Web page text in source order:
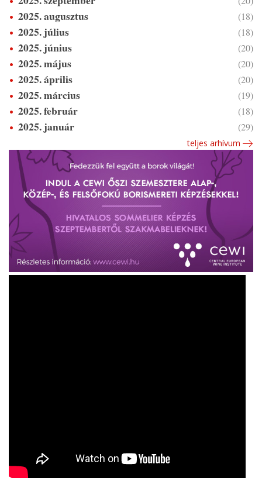
2025. augusztus (18)
2025. július (18)
2025. június (20)
2025. május (20)
2025. április (20)
2025. március (19)
2025. február (18)
2025. január (29)
teljes arhívum